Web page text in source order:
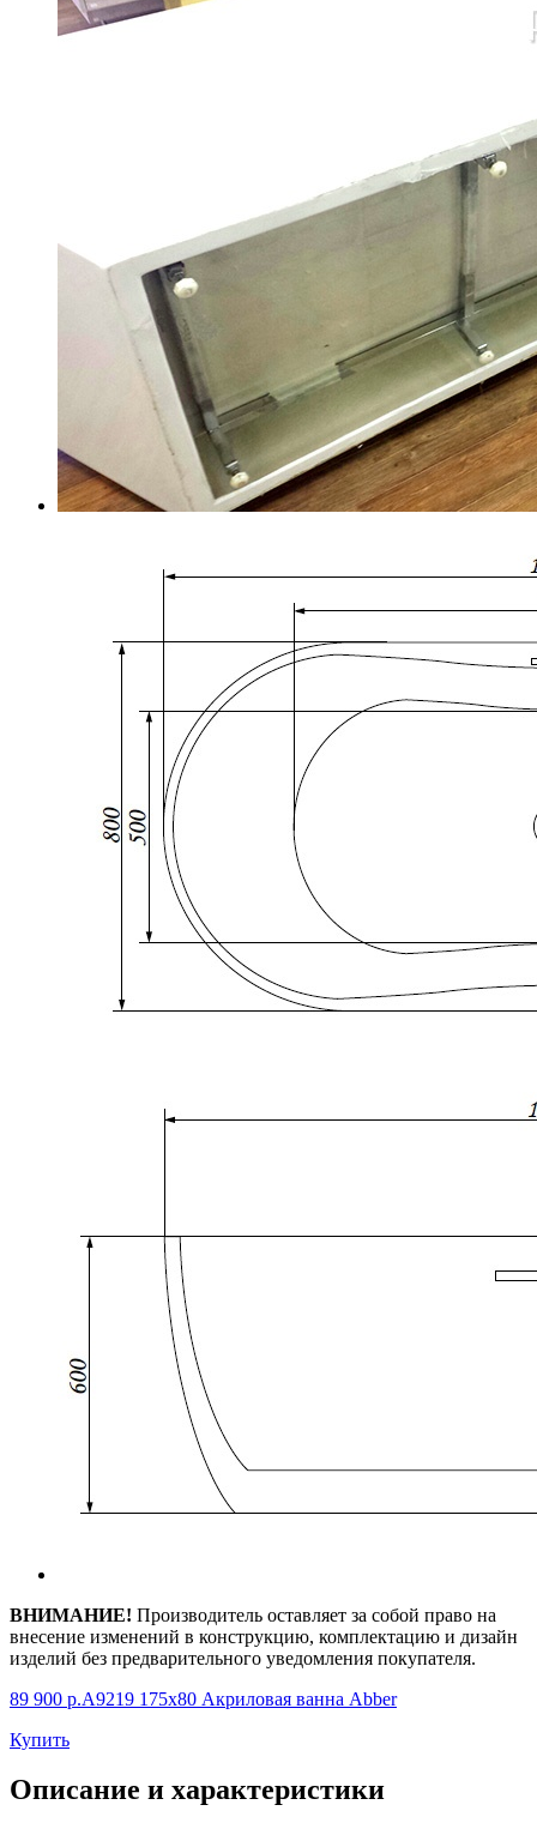
ВНИМАНИЕ! Производитель оставляет за собой право на
внесение изменений в конструкцию, комплектацию и дизайн
изделий без предварительного уведомления покупателя.
89 900 р.A9219 175х80 Акриловая ванна Abber
Купить
Описание и характеристики